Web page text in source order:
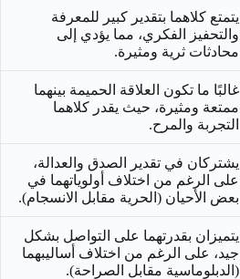
يتمتع كلاهما بتقدير كبير للمعرفة
والتحفيز الفكري، مما يؤدي إلى
محادثات ثرية ومثيرة.
غالبًا ما تكون العلاقة الحميمة بينهما
ممتعة ومثيرة، حيث يقدر كلاهما
التجربة والمرح.
يشتركان في تقدير الصدق والعدالة،
على الرغم من اختلاف أولوياتهما في
بعض الأحيان (الحرية مقابل الانسجام).
يتميزان بقدرتهما على التواصل بشكل
جيد، على الرغم من اختلاف أساليبهما
(الدبلوماسية مقابل الصراحة).